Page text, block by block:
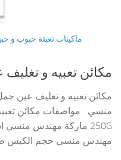
ماكينات تعبئة حبوب و
مكائن تعبيه و
مهندس منسي حجم الكيس